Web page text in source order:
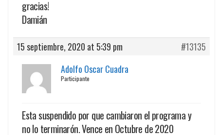
gracias!
Damián
15 septiembre, 2020 at 5:39 pm
#13135
Adolfo Oscar Cuadra
Participante
Esta suspendido por que cambiaron el programa y
no lo terminarón. Vence en Octubre de 2020